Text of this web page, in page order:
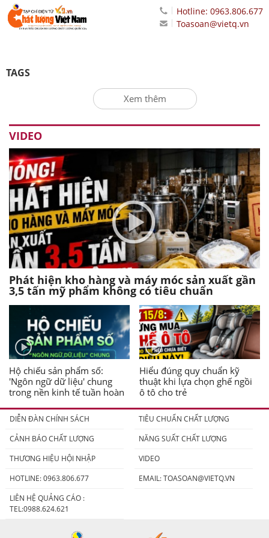
Hotline: 0963.806.677
Toasoan@vietq.vn
TAGS
Xem thêm
VIDEO
Phát hiện kho hàng và máy móc sản xuất gần
3,5 tấn mỹ phẩm không có tiêu chuẩn
Hộ chiếu sản phẩm số:
'Ngôn ngữ dữ liệu' chung
trong nền kinh tế tuần hoàn
Hiểu đúng quy chuẩn kỹ
thuật khi lựa chọn ghế ngồi
ô tô cho trẻ
DIỄN ĐÀN CHÍNH SÁCH
TIÊU CHUẨN CHẤT LƯỢNG
CẢNH BÁO CHẤT LƯỢNG
NĂNG SUẤT CHẤT LƯỢNG
THƯƠNG HIỆU HỘI NHẬP
VIDEO
HOTLINE: 0963.806.677
EMAIL:TOASOAN@VIETQ.VN
LIÊN HỆ QUẢNG CÁO :
TEL:0988.624.621